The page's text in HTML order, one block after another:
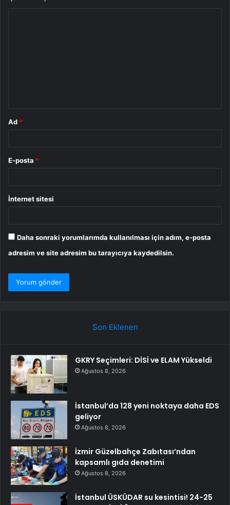
Ad *
E-posta *
İnternet sitesi
Daha sonraki yorumlarımda kullanılması için adım, e-posta
adresim ve site adresim bu tarayıcıya kaydedilsin.
Son Eklenen
GKRY Seçimleri: DİSİ ve ELAM Yükseldi
Ağustos 8, 2026
İstanbul’da 128 yeni noktaya daha EDS
geliyor
Ağustos 8, 2026
İzmir Güzelbahçe Zabıtası’ndan
kapsamlı gıda denetimi
Ağustos 8, 2026
İstanbul ÜSKÜDAR su kesintisi! 24-25